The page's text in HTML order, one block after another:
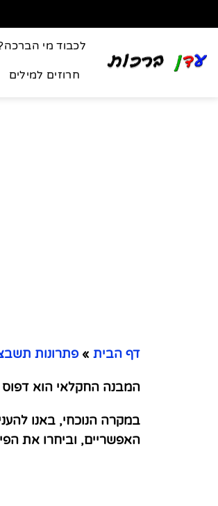
לכבוד מי
חרוזים למילים
דף הבית » פתרונות
המבנה החקלאי הוא דפוס
במקרה הנוכחי, באנו
האפשריים, וביחרו את